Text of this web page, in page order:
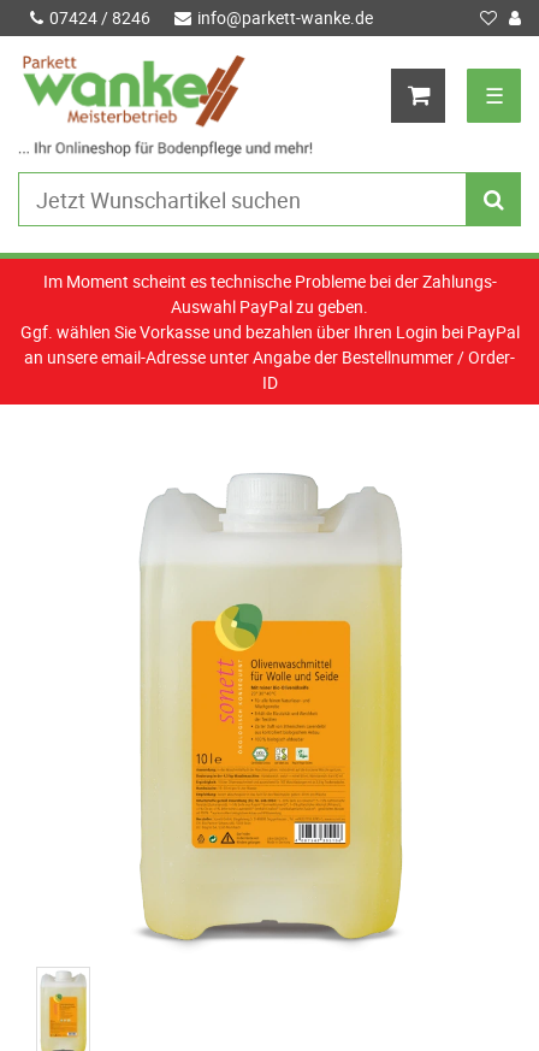
07424 / 8246 info@parkett-wanke.de
☰
Im Moment scheint es technische Probleme bei der Zahlungs-
Auswahl PayPal zu geben.
Ggf. wählen Sie Vorkasse und bezahlen über Ihren Login bei PayPal
an unsere email-Adresse unter Angabe der Bestellnummer / Order-
ID